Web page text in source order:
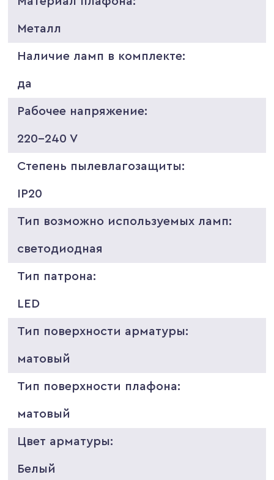
Металл
Наличие ламп в комплекте:
да
Рабочее напряжение:
220-240 V
Степень пылевлагозащиты:
IP20
Тип возможно используемых ламп:
светодиодная
Тип патрона:
LED
Тип поверхности арматуры:
матовый
Тип поверхности плафона:
матовый
Цвет арматуры:
Белый